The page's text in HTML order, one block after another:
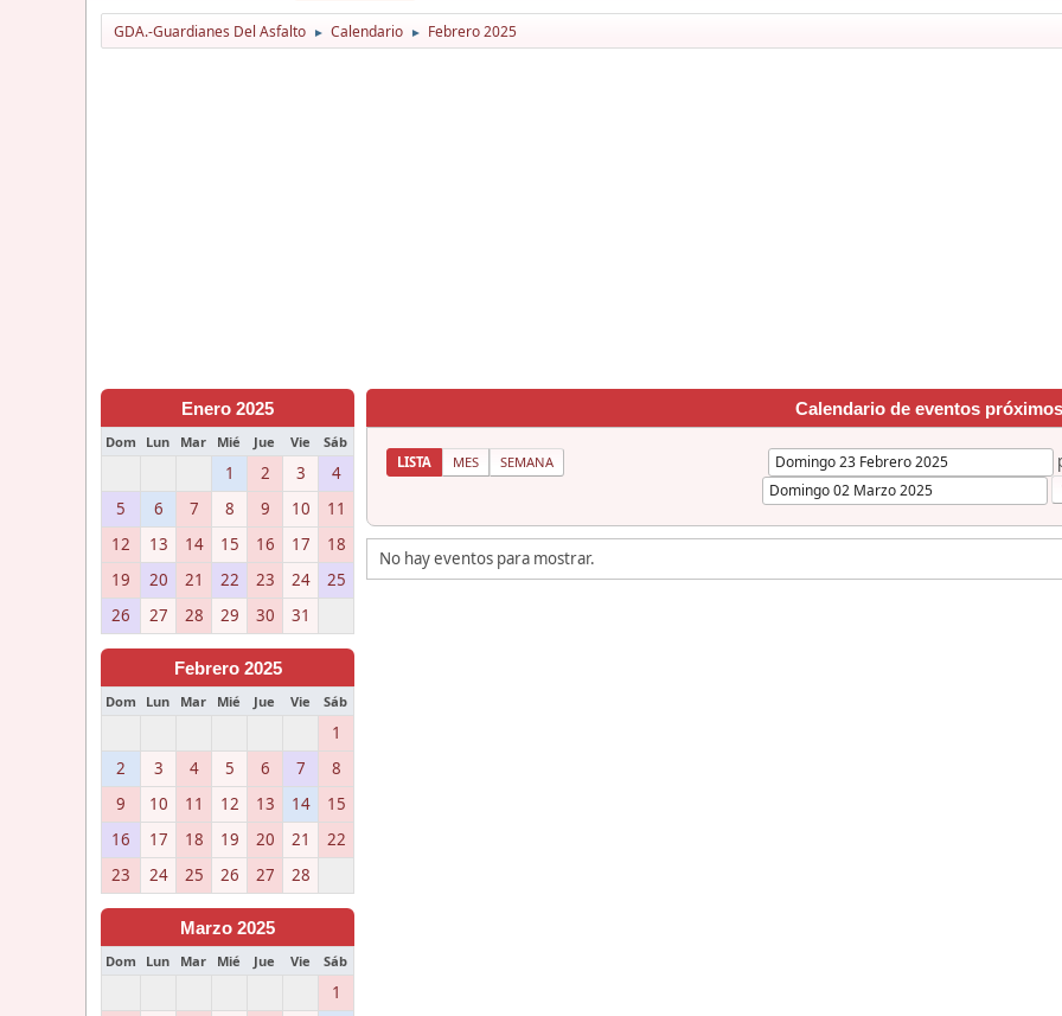
GDA.-Guardianes Del Asfalto ► Calendario ► Febrero 2025
Enero 2025
Dom Lun Mar Mié Jue Vie Sáb
1 2 3
4
5
6 7 8 9 10
11
12
13 14 15 16 17
18
19
20 21 22 23 24
25
26
27 28 29 30 31
Febrero 2025
Dom Lun Mar Mié Jue Vie Sáb
1
2
3 4 5 6 7
8
9
10 11 12 13 14
15
16
17 18 19 20 21
22
23
24 25 26 27 28
Marzo 2025
Dom Lun Mar Mié Jue Vie Sáb
1
Calendario de eventos próximos
LISTA MES SEMANA
No hay eventos para mostrar.